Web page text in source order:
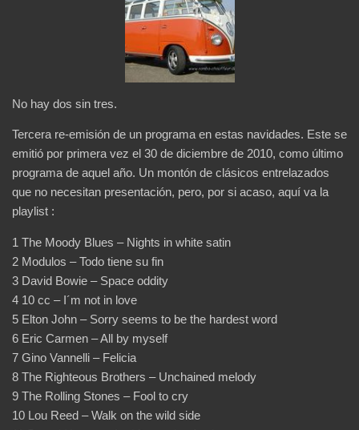
No hay dos sin tres.
Tercera re-emisión de un programa en estas navidades. Este se
emitió por primera vez el 30 de diciembre de 2010, como último
programa de aquel año. Un montón de clásicos entrelazados
que no necesitan presentación, pero, por si acaso, aquí va la
playlist :
1 The Moody Blues – Nights in white satin
2 Modulos – Todo tiene su fin
3 David Bowie – Space oddity
4 10 cc – I´m not in love
5 Elton John – Sorry seems to be the hardest word
6 Eric Carmen – All by myself
7 Gino Vannelli – Felicia
8 The Righteous Brothers – Unchained melody
9 The Rolling Stones – Fool to cry
10 Lou Reed – Walk on the wild side